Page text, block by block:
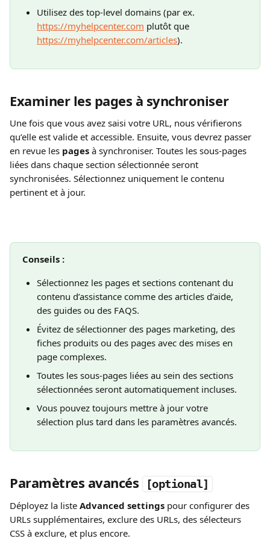
Utilisez des top-level domains (par ex.
https://myhelpcenter.com plutôt que
https://myhelpcenter.com/articles).
Examiner les pages à synchroniser
Une fois que vous avez saisi votre URL, nous vérifierons
qu’elle est valide et accessible. Ensuite, vous devrez passer
en revue les pages à synchroniser. Toutes les sous-pages
liées dans chaque section sélectionnée seront
synchronisées. Sélectionnez uniquement le contenu
pertinent et à jour.
Conseils :
Sélectionnez les pages et sections contenant du
contenu d’assistance comme des articles d’aide,
des guides ou des FAQS.
Évitez de sélectionner des pages marketing, des
fiches produits ou des pages avec des mises en
page complexes.
Toutes les sous-pages liées au sein des sections
sélectionnées seront automatiquement incluses.
Vous pouvez toujours mettre à jour votre
sélection plus tard dans les paramètres avancés.
Paramètres avancés [optional]
Déployez la liste Advanced settings pour configurer des
URLs supplémentaires, exclure des URLs, des sélecteurs
CSS à exclure, et plus encore.